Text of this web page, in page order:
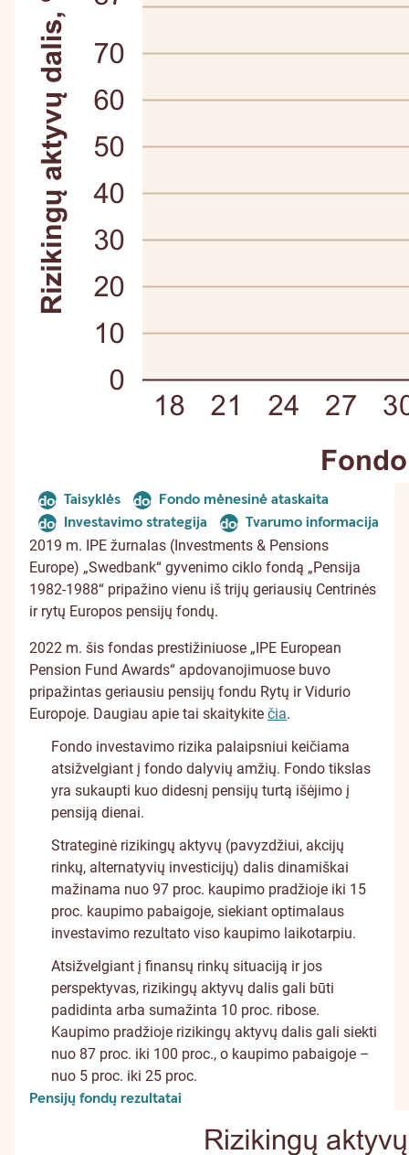
document
Taisyklės document
Fondo mėnesinė ataskaita
document
Investavimo strategija document
Tvarumo informacija
2019 m. IPE žurnalas (Investments & Pensions
Europe) „Swedbank“ gyvenimo ciklo fondą „Pensija
1982-1988“ pripažino vienu iš trijų geriausių Centrinės
ir rytų Europos pensijų fondų.
2022 m. šis fondas prestižiniuose „IPE European
Pension Fund Awards“ apdovanojimuose buvo
pripažintas geriausiu pensijų fondu Rytų ir Vidurio
Europoje. Daugiau apie tai skaitykite čia.
Fondo investavimo rizika palaipsniui keičiama
atsižvelgiant į fondo dalyvių amžių. Fondo tikslas
yra sukaupti kuo didesnį pensijų turtą išėjimo į
pensiją dienai.
Strateginė rizikingų aktyvų (pavyzdžiui, akcijų
rinkų, alternatyvių investicijų) dalis dinamiškai
mažinama nuo 97 proc. kaupimo pradžioje iki 15
proc. kaupimo pabaigoje, siekiant optimalaus
investavimo rezultato viso kaupimo laikotarpiu.
Atsižvelgiant į finansų rinkų situaciją ir jos
perspektyvas, rizikingų aktyvų dalis gali būti
padidinta arba sumažinta 10 proc. ribose.
Kaupimo pradžioje rizikingų aktyvų dalis gali siekti
nuo 87 proc. iki 100 proc., o kaupimo pabaigoje –
nuo 5 proc. iki 25 proc.
Pensijų fondų rezultatai